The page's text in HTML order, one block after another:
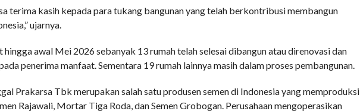
terima kasih kepada para tukang bangunan yang telah berkontribusi membangun
ujarnya.
hingga awal Mei 2026 sebanyak 13 rumah telah selesai dibangun atau direnovasi dan
penerima manfaat. Sementara 19 rumah lainnya masih dalam proses pembangunan.
Prakarsa Tbk merupakan salah satu produsen semen di Indonesia yang memproduksi
Rajawali, Mortar Tiga Roda, dan Semen Grobogan. Perusahaan mengoperasikan